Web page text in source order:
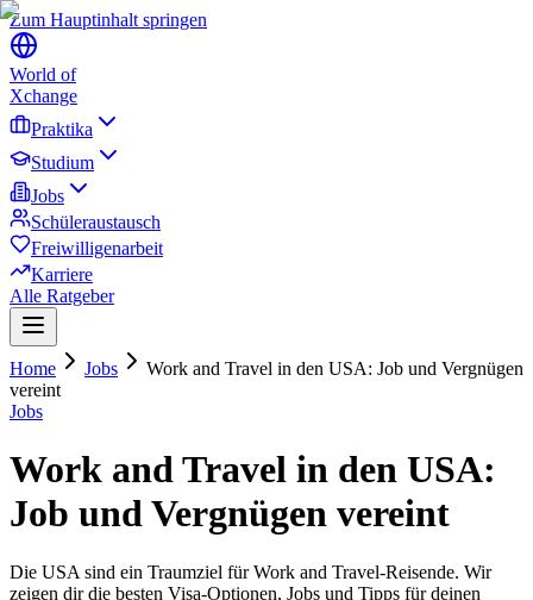
Zum Hauptinhalt springen
World of
Xchange
Praktika
Studium
Jobs
Schüleraustausch
Freiwilligenarbeit
Karriere
Alle Ratgeber
Home Jobs
Work and Travel in den USA: Job und Vergnügen
vereint
Jobs
Work and Travel in den USA:
Job und Vergnügen vereint
Die USA sind ein Traumziel für Work and Travel-Reisende. Wir
zeigen dir die besten Visa-Optionen, Jobs und Tipps für deinen